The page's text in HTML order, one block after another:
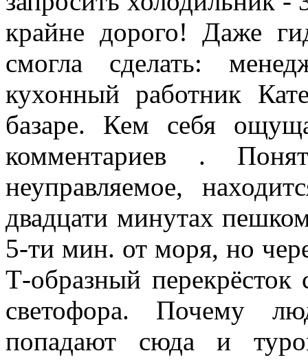
крайне дорого! Даже
смогла сделать:
кухонный работник
базаре. Кем себя
комментариев .
неуправляемое,
двадцати минутах
5-ти мин. от моря, но
Т-образный
светофора. Почему
попадают сюда и